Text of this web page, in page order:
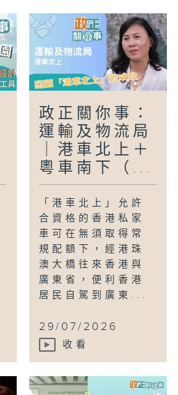
政正關你事：
運輸及物流局
｜港車北上＋
粵車南下（...
「港車北上」允許
合資格的香港私家
車可在無須取得常
規配額下，經港珠
澳大橋往來香港與
廣東省，便利香港
居民自駕到廣東...
29/07/2026
收看